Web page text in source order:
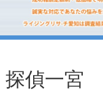
探偵一宮